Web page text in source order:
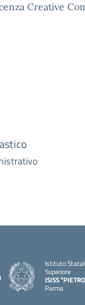
Creative
Istituto
Superiore
ISISS
Parma